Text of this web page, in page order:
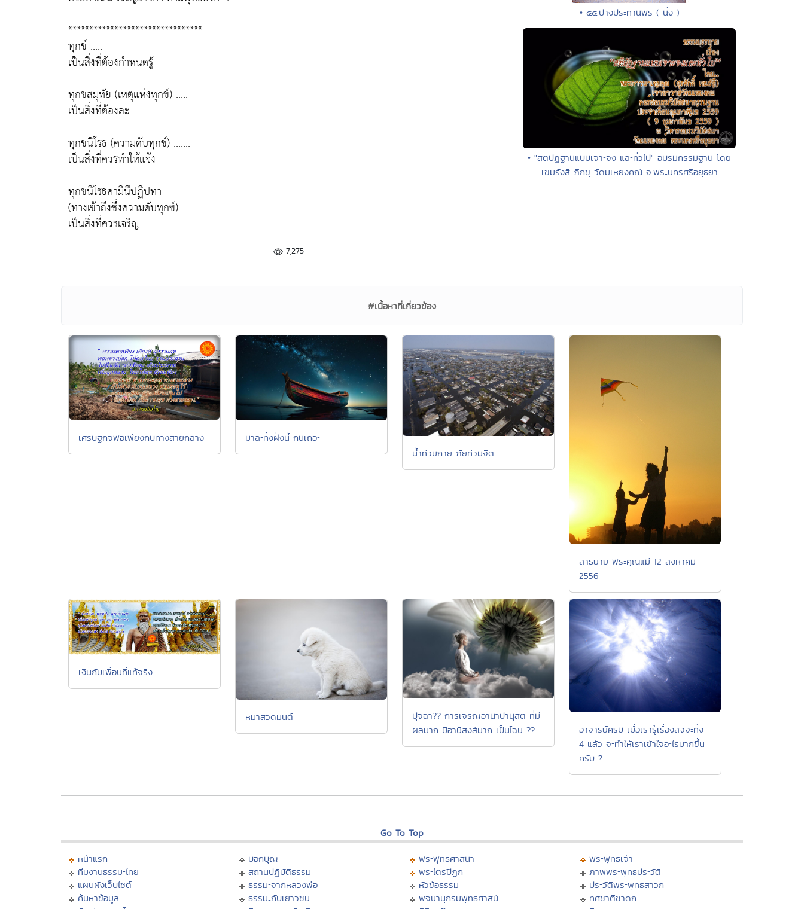
********************************
ทุกข์ .....
เป็นสิ่งที่ต้องกำหนดรู้
ทุกขสมุทัย (เหตุแห่งทุกข์) .....
เป็นสิ่งที่ต้องละ
ทุกขนิโรธ (ความดับทุกข์) .......
เป็นสิ่งที่ควรทำให้แจ้ง
ทุกขนิโรธคามินีปฏิปทา
(ทางเข้าถึงซึ่งความดับทุกข์) ......
เป็นสิ่งที่ควรเจริญ
7,275
• ๕๕.ปางประทานพร ( นั่ง )
• "สติปัฏฐานแบบเจาะจง และทั่วไป" อบรมกรรมฐาน โดย
เขมรังสี ภิกขุ วัดมเหยงคณ์ จ.พระนครศรีอยุธยา
#เนื้อหาที่เกี่ยวข้อง
เศรษฐกิจพอเพียงกับทางสายกลาง
มาละทิ้งฝั่งนี้ กันเถอะ
น้ำท่วมกาย ภัยท่วมจิต
สาธยาย พระคุณแม่ 12 สิงหาคม
2556
เงินกับเพื่อนที่แท้จริง
หมาสวดมนต์
ปุจฉา?? การเจริญอานาปานุสติ ที่มี
ผลมาก มีอานิสงส์มาก เป็นไฉน ??
อาจารย์ครับ เมื่อเรารู้เรื่องสัจจะทั้ง
4 แล้ว จะทำให้เราเข้าใจอะไรมากขึ้น
ครับ ?
Go To Top
หน้าแรก
ทีมงานธรรมะไทย
แผนผังเว็บไซต์
ค้นหาข้อมูล
บอกบุญ
สถานปฏิบัติธรรม
ธรรมะจากหลวงพ่อ
ธรรมะกับเยาวชน
พระพุทธศาสนา
พระไตรปิฏก
หัวข้อธรรม
พจนานุกรมพุทธศาสน์
พระพุทธเจ้า
ภาพพระพุทธประวัติ
ประวัติพระพุทธสาวก
ทศชาติชาดก